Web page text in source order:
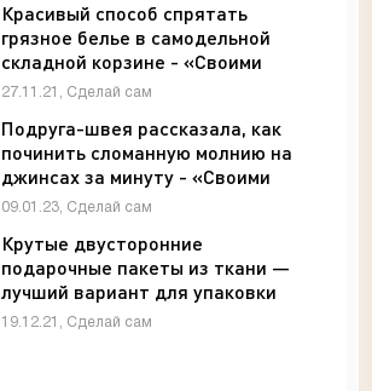
Красивый способ спрятать
грязное белье в самодельной
складной корзине - «Своими
руками»
27.11.21, Сделай сам
Подруга-швея рассказала, как
починить сломанную молнию на
джинсах за минуту - «Своими
руками»
09.01.23, Сделай сам
Крутые двусторонние
подарочные пакеты из ткани —
лучший вариант для упаковки
подарков - «Своими руками»
19.12.21, Сделай сам